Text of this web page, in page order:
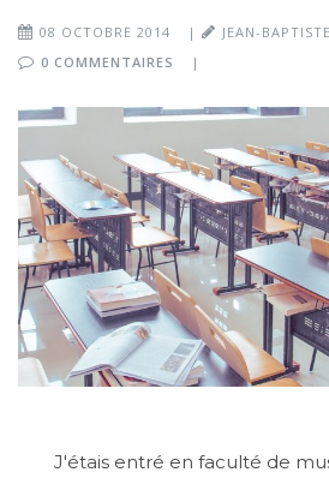
08 OCTOBRE 2014 | JEAN-BAPTISTE
0 COMMENTAIRES
|
J'étais entré en faculté de